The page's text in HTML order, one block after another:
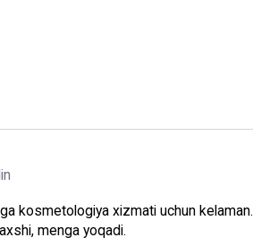
kosmetologiya xizmati uchun kelaman.
menga yoqadi.